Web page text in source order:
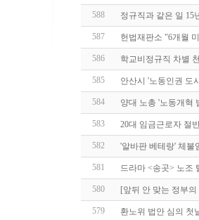
588 정규직과 같은 일
587 헌법재판소 "6개월
586 학교비정규직 차별
585 안산시 '노동인권 도
584 양대 노총 '노동개혁
583 20대 임금근로자 절
582 '알바판 베테랑' 체
581 드라마 <송곳> 노조
580 [앞뒤 안 맞는 정부
579 환노위 법안 심의